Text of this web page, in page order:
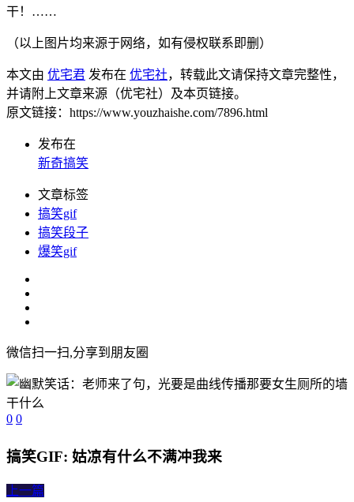
干！……
（以上图片均来源于网络，如有侵权联系即删）
本文由 优宅君 发布在 优宅社，转载此文请保持文章完整性，
并请附上文章来源（优宅社）及本页链接。
原文链接：https://www.youzhaishe.com/7896.html
发布在
新奇搞笑
文章标签
搞笑gif
搞笑段子
爆笑gif
微信扫一扫,分享到朋友圈
0 0
搞笑GIF: 姑凉有什么不满冲我来
上一篇